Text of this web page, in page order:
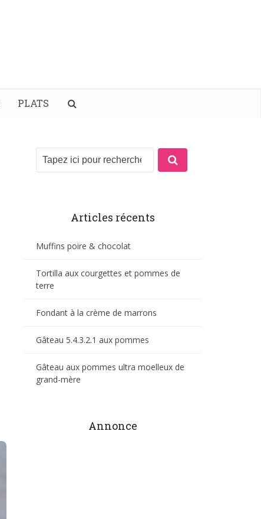
PLATS
Articles récents
Muffins poire & chocolat
Tortilla aux courgettes et pommes de
terre
Fondant à la crème de marrons
Gâteau 5.4.3.2.1 aux pommes
Gâteau aux pommes ultra moelleux de
grand-mère
Annonce